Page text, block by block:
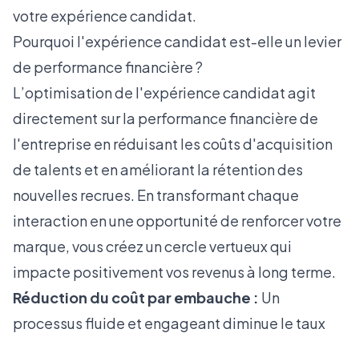
votre expérience candidat.
Pourquoi l'expérience candidat est-elle un levier
de performance financière ?
L’optimisation de l'expérience candidat agit
directement sur la performance financière de
l'entreprise en réduisant les coûts d'acquisition
de talents et en améliorant la rétention des
nouvelles recrues. En transformant chaque
interaction en une opportunité de renforcer votre
marque, vous créez un cercle vertueux qui
impacte positivement vos revenus à long terme.
Réduction du coût par embauche : Un
processus fluide et engageant diminue le taux